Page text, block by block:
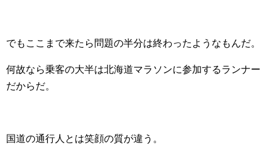
でもここまで来たら問題の半分は終わったようなもんだ。
何故なら乗客の大半は北海道マラソンに参加するランナー
だからだ。
国道の通行人とは笑顔の質が違う。